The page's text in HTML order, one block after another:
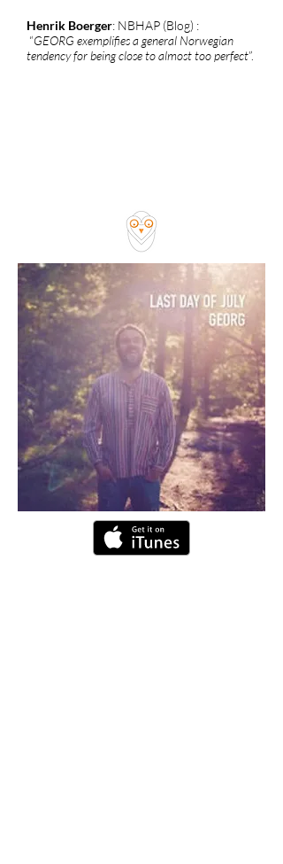
Henrik Boerger: NBHAP (Blog) :
“GEORG exemplifies a general Norwegian
tendency for being close to almost too perfect”.